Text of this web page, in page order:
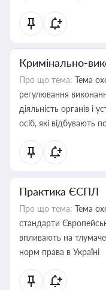
Кримінально-
Про що тема: Тема
регулювання
діяльність органів і
осіб, які відбувають
Практика ЄСПЛ
Про що тема: Тема
стандарти
впливають на
норм права в Україні